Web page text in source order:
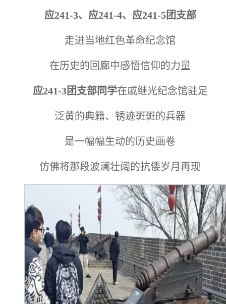
应241-3、应241-4、应241-5团支部
走进当地红色革命纪念馆
在历史的回廊中感悟信仰的力量
应241-3团支部同学在戚继光纪念馆驻足
泛黄的典籍、锈迹斑斑的兵器
是一幅幅生动的历史画卷
仿佛将那段波澜壮阔的抗倭岁月再现